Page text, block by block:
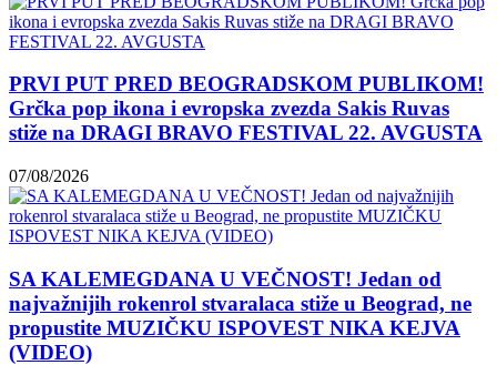
PRVI PUT PRED BEOGRADSKOM PUBLIKOM!
Grčka pop ikona i evropska zvezda Sakis Ruvas
stiže na DRAGI BRAVO FESTIVAL 22. AVGUSTA
07/08/2026
SA KALEMEGDANA U VEČNOST! Jedan od
najvažnijih rokenrol stvaralaca stiže u Beograd, ne
propustite MUZIČKU ISPOVEST NIKA KEJVA
(VIDEO)